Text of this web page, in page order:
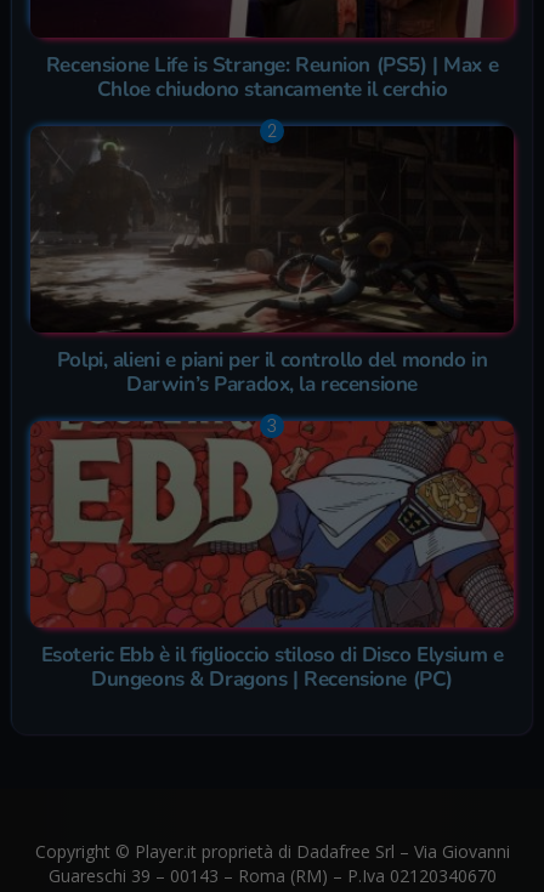
Recensione Life is Strange: Reunion (PS5) | Max e
Chloe chiudono stancamente il cerchio
Polpi, alieni e piani per il controllo del mondo in
Darwin’s Paradox, la recensione
Esoteric Ebb è il figlioccio stiloso di Disco Elysium e
Dungeons & Dragons | Recensione (PC)
Copyright © Player.it proprietà di Dadafree Srl – Via Giovanni
Guareschi 39 – 00143 – Roma (RM) – P.Iva 02120340670